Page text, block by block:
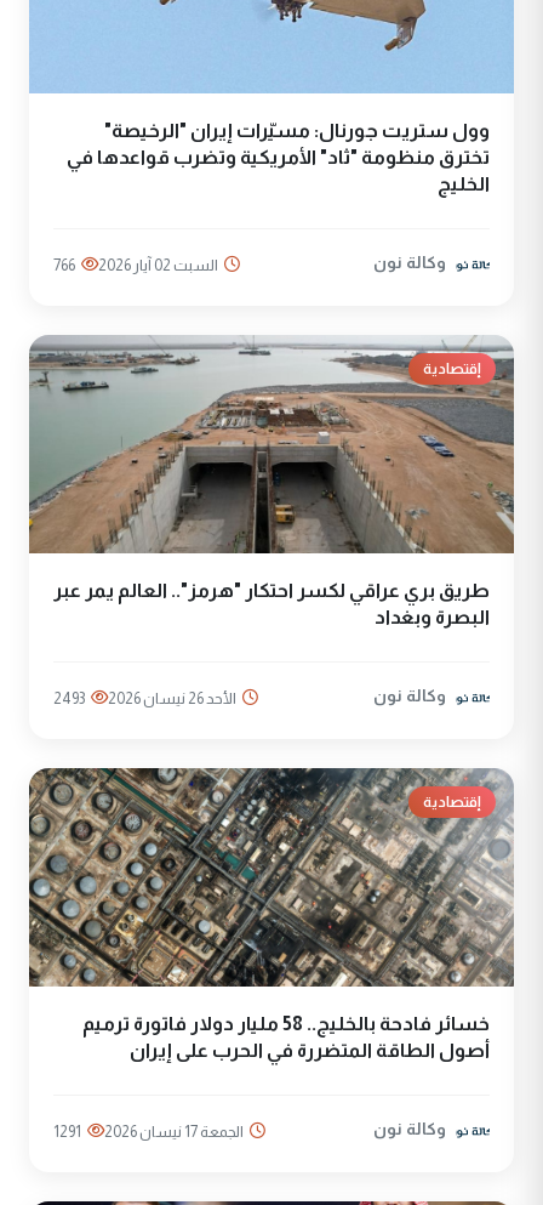
وول ستريت جورنال: مسيّرات إيران "الرخيصة"
تخترق منظومة "ثاد" الأمريكية وتضرب قواعدها في
الخليج
وكالة نون السبت 02 آيار 2026 766
إقتصادية
طريق بري عراقي لكسر احتكار "هرمز".. العالم يمر عبر
البصرة وبغداد
وكالة نون الأحد 26 نيسان 2026 2493
إقتصادية
خسائر فادحة بالخليج.. 58 مليار دولار فاتورة ترميم
أصول الطاقة المتضررة في الحرب على إيران
وكالة نون الجمعة 17 نيسان 2026 1291